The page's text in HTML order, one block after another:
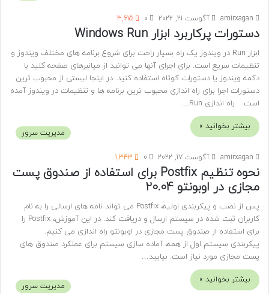
amirxagan آگوست 21, 2022 0
3,615
دستورات پرکاربرد ابزار Windows Run
ابزار Run در ویندوز یک راه بسیار راحت برای شروع برنامه های مختلف ویندوز و
تنظیمات سریع است. برای اجرای آنها می توانید از میانبرهای صفحه کلید با
دکمه ویندوز یا دستورات کوتاه استفاده کنید. در اینجا لیستی از محبوب ترین
دستورات اجرا برای راه اندازی محبوب ترین برنامه ها و تنظیمات در ویندوز آمده
است. راه اندازی Run…
بیشتر بخوانید »
مدیریت سرور
amirxagan آگوست 17, 2022 0
1,343
نحوه تنظیم Postfix برای استفاده از صندوق پست
مجازی در اوبونتو 20.04
پس از نصب و پیکربندی اولیه، Postfix می تواند نامه های ارسالی را به نام
کاربران ثبت شده در سیستم ارسال و دریافت کند. در این آموزش، Postfix را
برای استفاده از صندوق پست مجازی در اوبونتو راه اندازی می کنیم.
پیکربندی سیستم اول از همه، آماده سازی سیستم برای عملکرد صندوق های
پست مجازی مورد نیاز است. بیایید…
بیشتر بخوانید »
مدیریت سرور